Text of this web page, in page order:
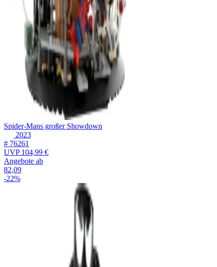
Spider-Mans großer Showdown
2023
# 76261
UVP104,99 €
Angebote ab
82,09
-22%